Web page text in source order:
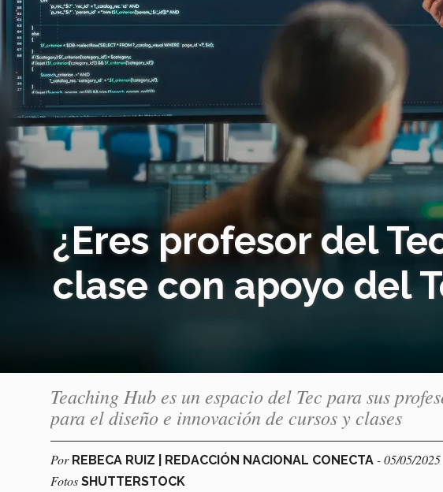
¿Eres profesor del
clase con apoyo del
Teaching Hub es un espacio del Tec para sus
para el diseño e innovación de cursos y clases
Por REBECA RUIZ | REDACCIÓN NACIONAL CONECTA - 05/05/2025
Fotos SHUTTERSTOCK